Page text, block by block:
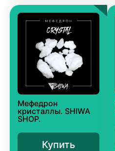
Мефедрон
кристаллы. SHIWA
SHOP.
Купить